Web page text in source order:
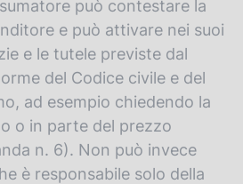
può contestare la
e può attivare nei suoi
e le tutele previste dal
del Codice civile e del
ad esempio chiedendo la
o in parte del prezzo
n. 6). Non può invece
è responsabile solo della